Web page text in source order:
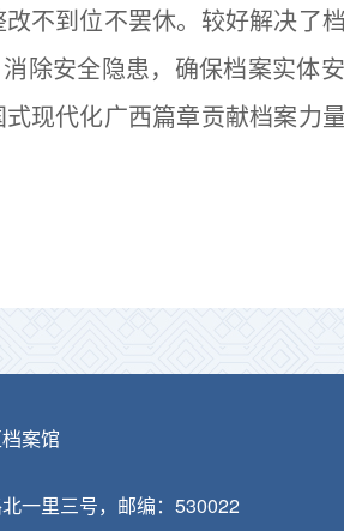
不到位不罢休。较好解决了
除安全隐患，确保档案实体
现代化广西篇章贡献档案力
案馆
一里三号，邮编：530022